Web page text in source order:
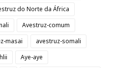
do Norte da África
Avestruz-comum
masai
avestruz-somali
Aye-aye